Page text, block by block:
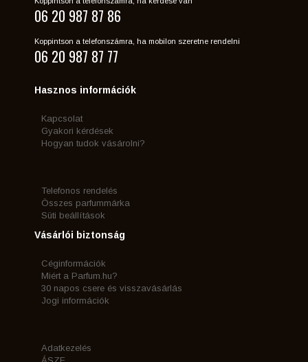
06 20 987 87 86
Koppintson a telefonszámra, ha mobilon szeretne rendelni
06 20 987 87 77
Hasznos információk
Kapcsolat
Gyakori kérdések
Hogyan tudok vásárolni?
Telefonos rendelés
Összes parfummárka
Süti beállítások
Vásárlói biztonság
Céginformációk
Miért a Parfum.hu?
30 napos csere és visszavásárlás
Jogi információk
Adatkezelés
ÁSZF